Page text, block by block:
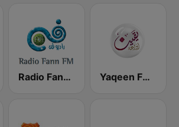
Radio Fann (راديو فن) Yaqeen FM 103.7 (يقين)